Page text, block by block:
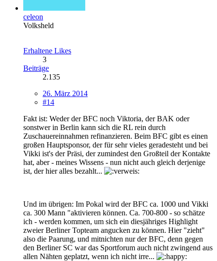
celeon
Volksheld
Erhaltene Likes
3
Beiträge
2.135
26. März 2014
#14
Fakt ist: Weder der BFC noch Viktoria, der BAK oder
sonstwer in Berlin kann sich die RL rein durch
Zuschauereinnahmen refinanzieren. Beim BFC gibt es einen
großen Hauptsponsor, der für sehr vieles geradesteht und bei
Vikki ist's der Präsi, der zumindest den Großteil der Kontakte
hat, aber - meines Wissens - nun nicht auch gleich derjenige
ist, der hier alles bezahlt...
Und im übrigen: Im Pokal wird der BFC ca. 1000 und Vikki
ca. 300 Mann "aktivieren können. Ca. 700-800 - so schätze
ich - werden kommen, um sich ein diesjähriges Highlight
zweier Berliner Topteam angucken zu können. Hier "zieht"
also die Paarung, und mitnichten nur der BFC, denn gegen
den Berliner SC war das Sportforum auch nicht zwingend aus
allen Nähten geplatzt, wenn ich nicht irre...